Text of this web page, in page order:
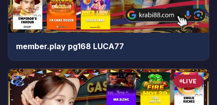
member.play pg168 LUCA77
LIVE